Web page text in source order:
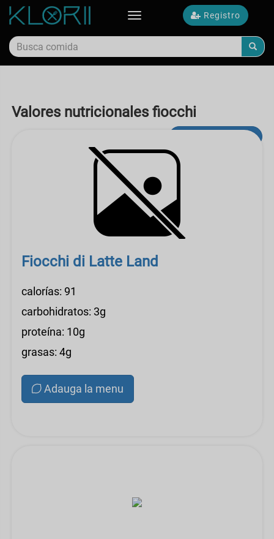
Registro
Toggle
Valores nutricionales fiocchi
Fiocchi di Latte Land
calorías: 91
carbohidratos: 3g
proteína: 10g
grasas: 4g
Adauga la menu